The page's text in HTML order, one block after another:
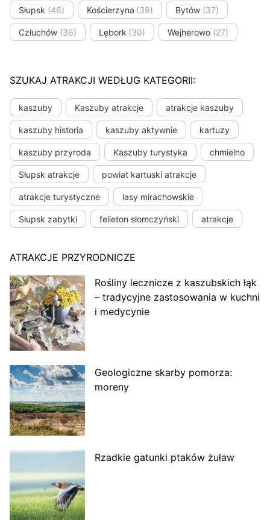
Słupsk (46) Kościerzyna (39) Bytów (37)
Człuchów (36) Lębork (30) Wejherowo (27)
SZUKAJ ATRAKCJI WEDŁUG KATEGORII:
kaszuby Kaszuby atrakcje atrakcje kaszuby
kaszuby historia kaszuby aktywnie kartuzy
kaszuby przyroda Kaszuby turystyka chmielno
Słupsk atrakcje powiat kartuski atrakcje
atrakcje turystyczne lasy mirachowskie
Słupsk zabytki felieton słomczyński atrakcje
ATRAKCJE PRZYRODNICZE
Rośliny lecznicze z kaszubskich łąk
– tradycyjne zastosowania w kuchni
i medycynie
Geologiczne skarby pomorza:
moreny
Rzadkie gatunki ptaków żuław